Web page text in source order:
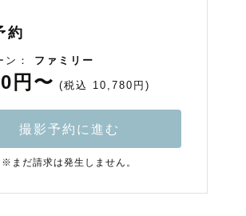
約
ン： ファミリー
円〜 (税込 10,780円)
撮影予約に進む
※まだ請求は発生しません。